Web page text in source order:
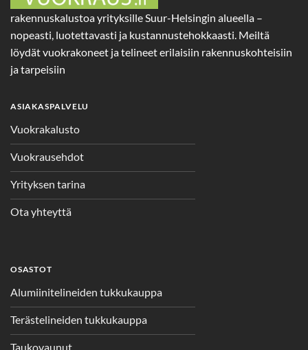
rakennuskalustoa yrityksille Suur-Helsingin alueella –
nopeasti, luotettavasti ja kustannustehokkaasti. Meiltä
löydät vuokrakoneet ja telineet erilaisiin rakennuskohteisiin
ja tarpeisiin
ASIAKASPALVELU
Vuokrakalusto
Vuokrausehdot
Yrityksen tarina
Ota yhteyttä
OSASTOT
Alumiinitelineiden tukkukauppa
Terästelineiden tukkukauppa
Taukovaunut